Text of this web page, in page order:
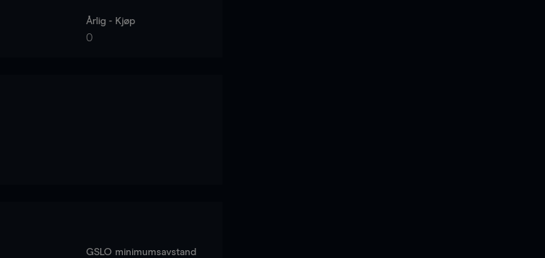
Årlig - Kjøp
0
GSLO minimumsavstand